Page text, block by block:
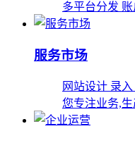
多平台分发
服务市场
网站设计 录
您专注业务,生